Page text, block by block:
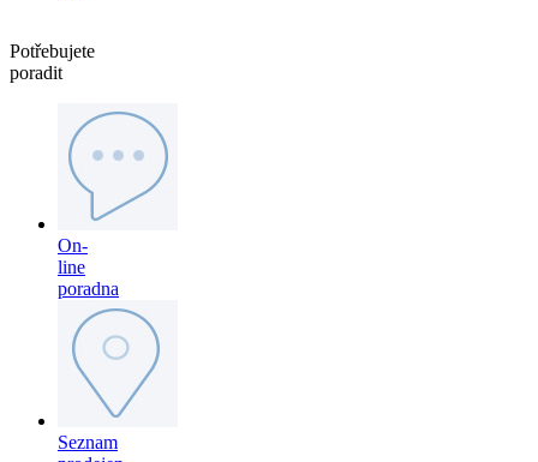
Potřebujete
poradit
On-
line
poradna
Seznam